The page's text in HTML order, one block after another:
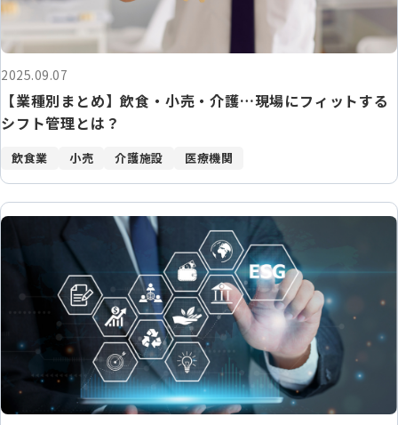
2025.09.07
【業種別まとめ】飲食・小売・介護…現場にフィットする
シフト管理とは？
飲食業 小売 介護施設 医療機関